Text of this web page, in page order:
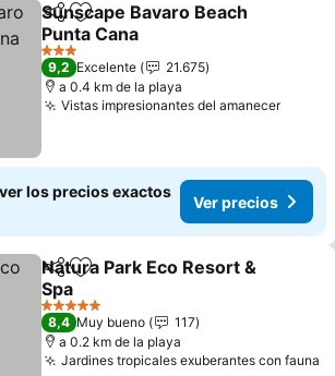
CompartirAgregar a favoritos
Sunscape Bavaro Beach
Punta Cana
Ver precios
3 Estrellas
9,2 Excelente
21.675
a 0.4 km de la playa
Vistas impresionantes del amanecerVer
los precios exactos
Ver precios
CompartirAgregar a favoritos
Natura Park Eco Resort &
Spa
Ver precios
5 Estrellas
8,4 Muy bueno
117
a 0.2 km de la playa
Jardines tropicales exuberantes con fauna